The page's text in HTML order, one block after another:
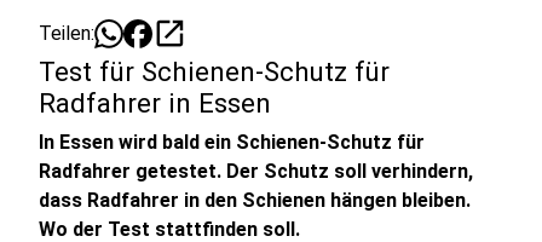
Teilen: open_in_new
Test für Schienen-Schutz für
Radfahrer in Essen
In Essen wird bald ein Schienen-Schutz für
Radfahrer getestet. Der Schutz soll verhindern,
dass Radfahrer in den Schienen hängen bleiben.
Wo der Test stattfinden soll.